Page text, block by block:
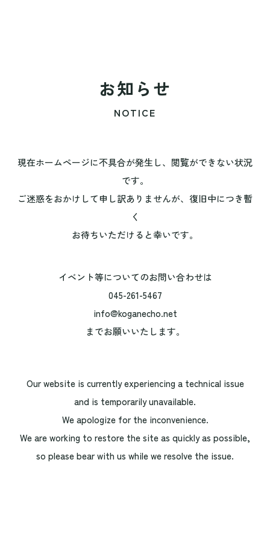
お知らせ
NOTICE
現在ホームページに不具合が発生し、閲覧ができない状況
です。
ご迷惑をおかけして申し訳ありませんが、復旧中につき暫
く
お待ちいただけると幸いです。
イベント等についてのお問い合わせは
045-261-5467
info@koganecho.net
までお願いいたします。
Our website is currently experiencing a technical issue
and is temporarily unavailable.
We apologize for the inconvenience.
We are working to restore the site as quickly as possible,
so please bear with us while we resolve the issue.